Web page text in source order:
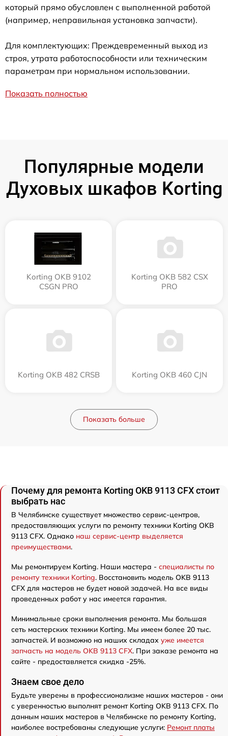
который прямо обусловлен с выполненной работой
(например, неправильная установка запчасти).
Для комплектующих: Преждевременный выход из
строя, утрата работоспособности или техническим
параметрам при нормальном использовании.
Показать полностью
Популярные модели
Духовых шкафов Korting
Korting OKB 9102
CSGN PRO
Korting OKB 582 CSX
PRO
Korting OKB 482 CRSB Korting OKB 460 CJN
Показать больше
Почему для ремонта Korting OKB 9113 CFX стоит
выбрать нас
В Челябинске существует множество сервис-центров,
предоставляющих услуги по ремонту техники Korting OKB
9113 CFX. Однако наш сервис-центр выделяется
преимуществами.
Мы ремонтируем Korting. Наши мастера - специалисты по
ремонту техники Korting. Восстановить модель OKB 9113
CFX для мастеров не будет новой задачей. На все виды
проведенных работ у нас имеется гарантия.
Минимальные сроки выполнения ремонта. Мы большая
сеть мастерских техники Korting. Мы имеем более 20 тыс.
запчастей. И возможно на наших складах уже имеется
запчасть на модель OKB 9113 CFX. При заказе ремонта на
сайте - предоставляется скидка -25%.
Знаем свое дело
Будьте уверены в профессионализме наших мастеров - они
с уверенностью выполнят ремонт Korting OKB 9113 CFX. По
данным наших мастеров в Челябинске по ремонту Korting,
наиболее востребованы следующие услуги: Ремонт платы